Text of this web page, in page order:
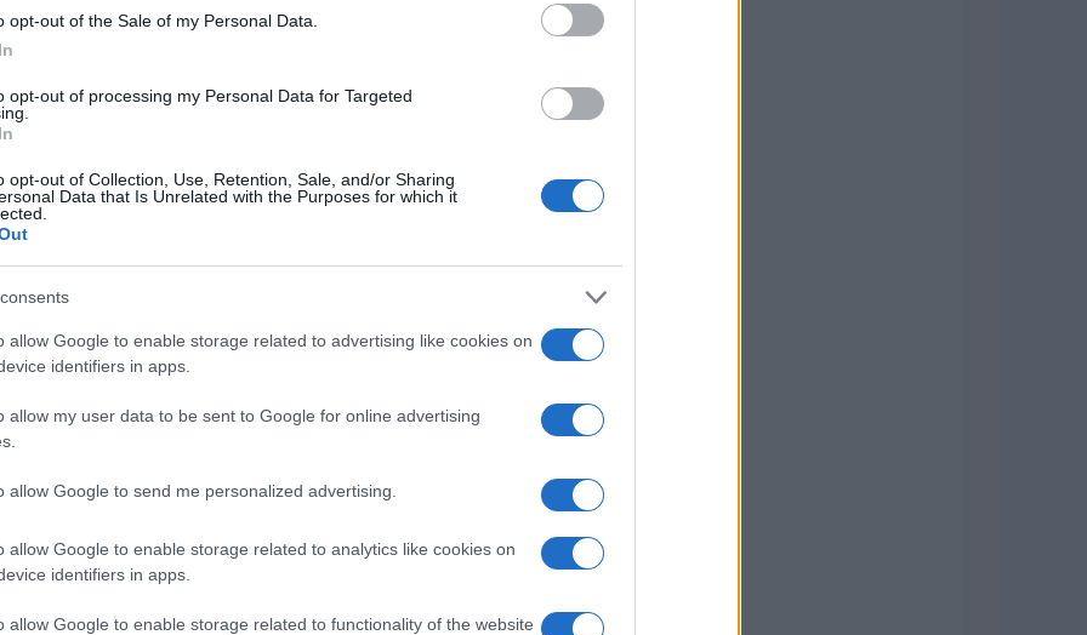
opt-out of the Sale of my Personal Data.
opt-out of processing my Personal Data for Targeted
opt-out of Collection, Use, Retention, Sale, and/or Sharing
Data that Is Unrelated with the Purposes for which it
allow Google to enable storage related to advertising like cookies on
identifiers in apps.
allow my user data to be sent to Google for online advertising
allow Google to send me personalized advertising.
allow Google to enable storage related to analytics like cookies on
identifiers in apps.
allow Google to enable storage related to functionality of the website
della tradizione romana da secoli. La
a mano e portato in tavola in poche ore.
qualità dell’ingrediente determina già metà
grado di maturazione offre foglie tenere e
diventa fibroso e perde l’
accessibile
prima, il carciofo alla romana richiede gesti
Prima di tutto si eliminano le foglie esterne
il cuore quando necessario. Per evitare
cuori con succo di limone. La cottura avviene
aromi — aglio, mentuccia e prezzemolo — a
da carta da forno. Questo metodo, definito
disperdere i nutrienti. L’approccio
carciofo alla romana
dei sapori.